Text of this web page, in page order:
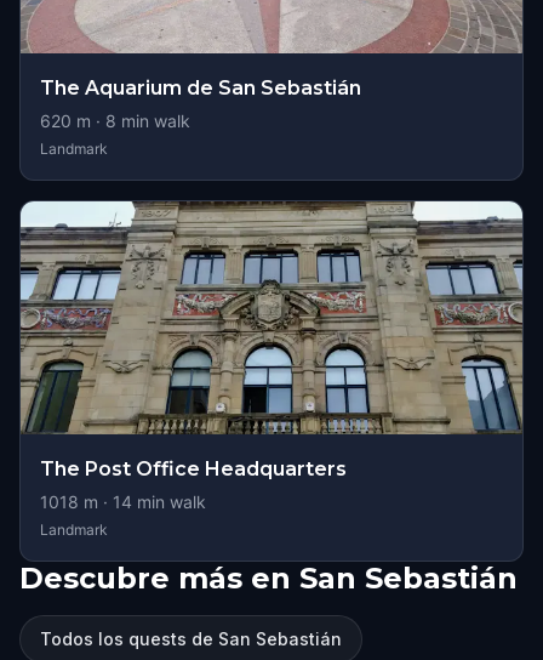
The Aquarium de San Sebastián
620 m · 8 min walk
Landmark
The Post Office Headquarters
1018 m · 14 min walk
Landmark
Descubre más en San Sebastián
Todos los quests de San Sebastián